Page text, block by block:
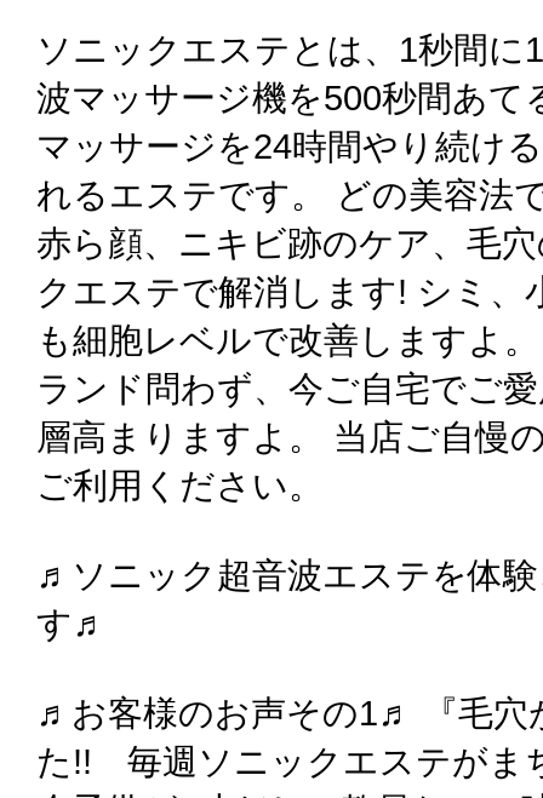
ソニックエステとは、1秒間に
波マッサージ機を500秒間あ
マッサージを24時間やり続け
れるエステです。 どの美容法
赤ら顔、ニキビ跡のケア、毛
クエステで解消します! シミ、
も細胞レベルで改善しますよ
ランド問わず、今ご自宅でご
層高まりますよ。 当店ご自慢
ご利用ください。
♬ソニック超音波エステを体
す♬
♬お客様のお声その1♬ 『毛穴
た!! 毎週ソニックエステがま